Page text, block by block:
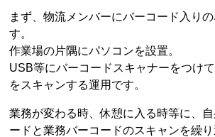
まず、物流メンバーにバーコード入り
す。
作業場の片隅にパソコンを設置。
USB等にバーコードスキャナーをつけ
をスキャンする運用です。
業務が変わる時、休憩に入る時等に、
ードと業務バーコードのスキャンを繰り